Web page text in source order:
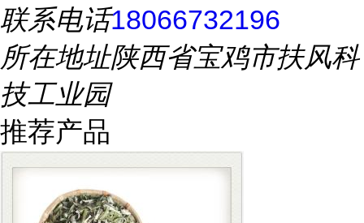
联系电话18066732196
所在地址陕西省宝鸡市扶风科
技工业园
推荐产品